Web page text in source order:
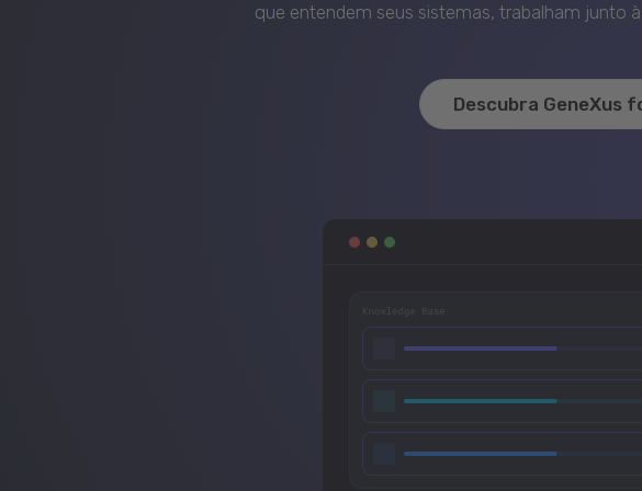
que entendem seus sistemas, trabalham junto
Descubra GeneXus